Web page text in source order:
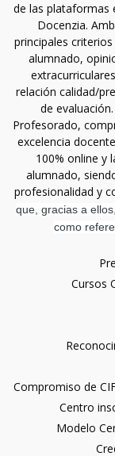
de las plataformas
Docenzia.
principales criterios
alumnado,
relación calidad/
de
Profesorado,
excelencia
100% online y
alumnado,
profesionalidad y
que, gracias a
como
Cursos
Compromiso de
Centro
Modelo